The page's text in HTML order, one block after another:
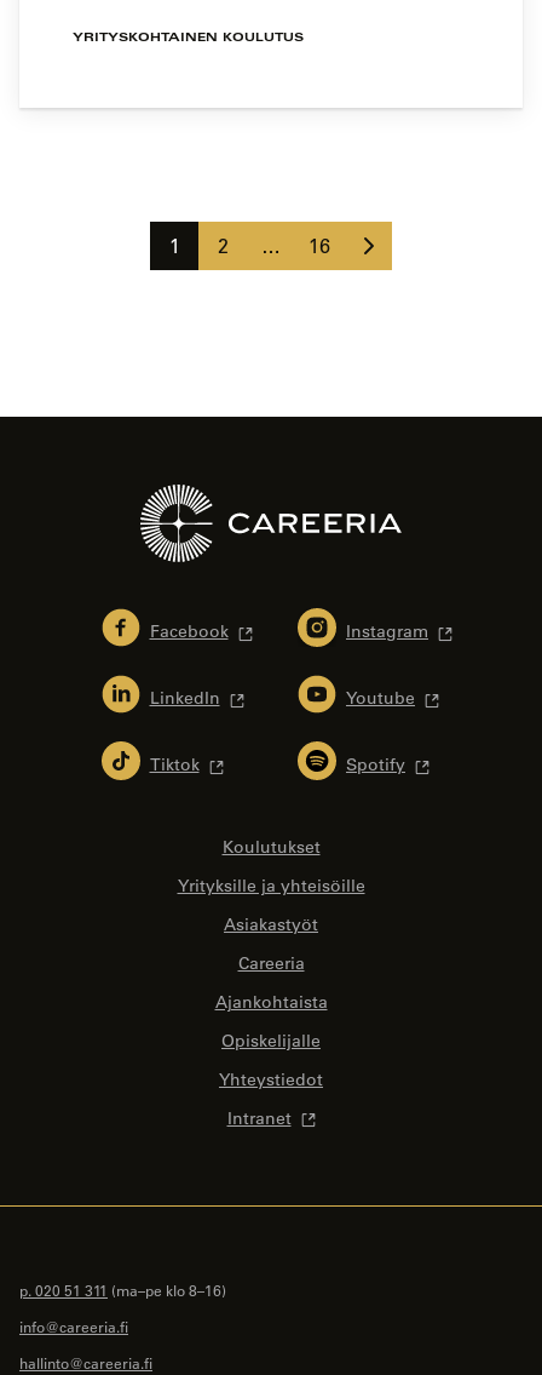
YRITYSKOHTAINEN KOULUTUS
Sivu
1 Sivu
2 … Sivu
16
Seuraava
sivu
Facebook Instagram
LinkedIn Youtube
Tiktok Spotify
Koulutukset
Yrityksille ja yhteisöille
Asiakastyöt
Careeria
Ajankohtaista
Opiskelijalle
Yhteystiedot
Intranet
p. 020 51 311 (ma–pe klo 8–16)
info@careeria.fi
hallinto@careeria.fi